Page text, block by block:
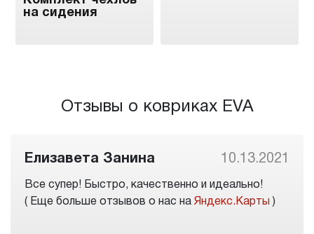
на сидения
Отзывы о ковриках EVA
Елизавета Занина 10.13.2021
Все супер! Быстро, качественно и идеально!
( Еще больше отзывов о нас на Яндекс.Карты )